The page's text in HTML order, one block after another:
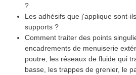
?
Les adhésifs que j'applique sont-
supports ?
Comment traiter des points
encadrements de menuiserie
poutre, les réseaux de fluide qui
basse, les trappes de grenier, le